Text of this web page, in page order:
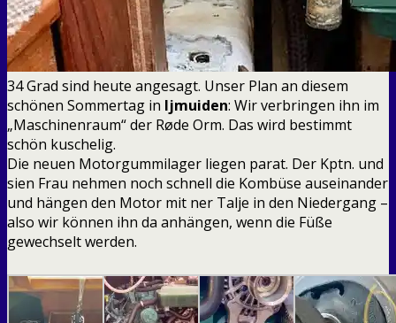
34 Grad sind heute angesagt. Unser Plan an diesem
schönen Sommertag in Ijmuiden: Wir verbringen ihn im
„Maschinenraum“ der Røde Orm. Das wird bestimmt
schön kuschelig.
Die neuen Motorgummilager liegen parat. Der Kptn. und
sien Frau nehmen noch schnell die Kombüse auseinander
und hängen den Motor mit ner Talje in den Niedergang –
also wir können ihn da anhängen, wenn die Füße
gewechselt werden.